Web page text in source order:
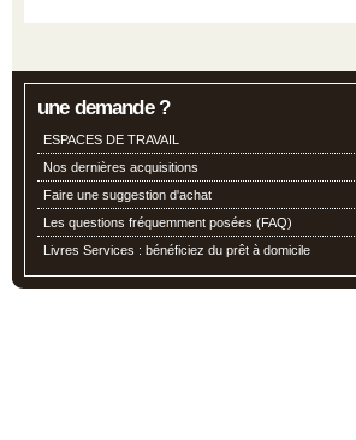
une demande ?
ESPACES DE TRAVAIL
Nos dernières acquisitions
Faire une suggestion d'achat
Les questions fréquemment posées (FAQ)
Livres Services : bénéficiez du prêt à domicile